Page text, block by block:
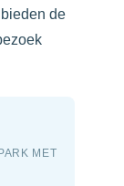
de
MET